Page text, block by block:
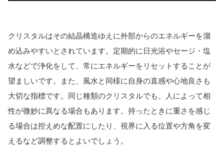
クリスタルはその結晶構造ゆえに外部からのエネルギーを溜
め込みやすいとされています。定期的に日光浴やセージ・塩
水などで浄化をして、常にエネルギーをリセットすることが
望ましいです。また、風水と同様に自身の直感や心地良さも
大切な指標です。同じ種類のクリスタルでも、人によって相
性が微妙に異なる場合もあります。持ったときに重さを感じ
る場合は控えめな配置にしたり、視界に入る位置や方角を変
えるなど調整するとよいでしょう。